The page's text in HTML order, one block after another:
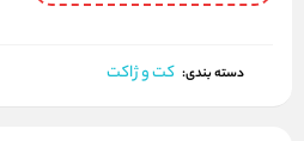
دسته بندی: کت و ژاکت